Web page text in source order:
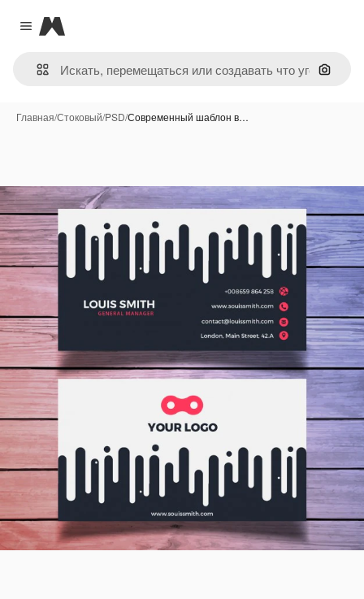
Close menu
Magnific
Поиск
Главная/Стоковый/PSD/Современный шаблон в…